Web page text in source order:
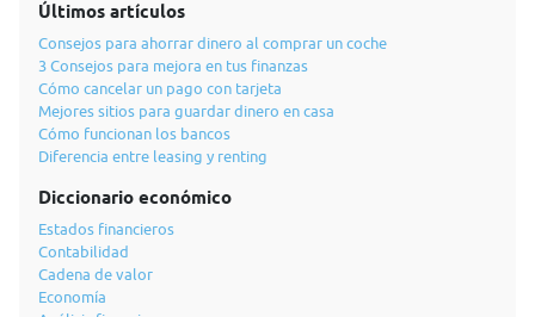
Últimos artículos
Consejos para ahorrar dinero al comprar un coche
3 Consejos para mejora en tus finanzas
Cómo cancelar un pago con tarjeta
Mejores sitios para guardar dinero en casa
Cómo funcionan los bancos
Diferencia entre leasing y renting
Diccionario económico
Estados financieros
Contabilidad
Cadena de valor
Economía